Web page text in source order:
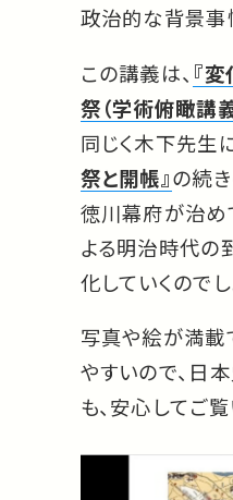
政治的な背景事
この講義は、 『
祭（学術俯瞰講義
同じく木下先生に
祭と開帳』の続
徳川幕府が治め
よる明治時代の
化していくのでし
写真や絵が満載
やすいので、日
も、安心してご